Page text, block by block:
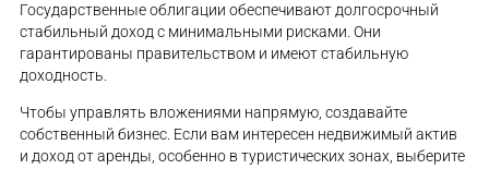
Государственные облигации обеспечивают долгосрочный
стабильный доход с минимальными рисками. Они
гарантированы правительством и имеют стабильную
доходность.
Чтобы управлять вложениями напрямую, создавайте
собственный бизнес. Если вам интересен недвижимый актив
и доход от аренды, особенно в туристических зонах, выберите